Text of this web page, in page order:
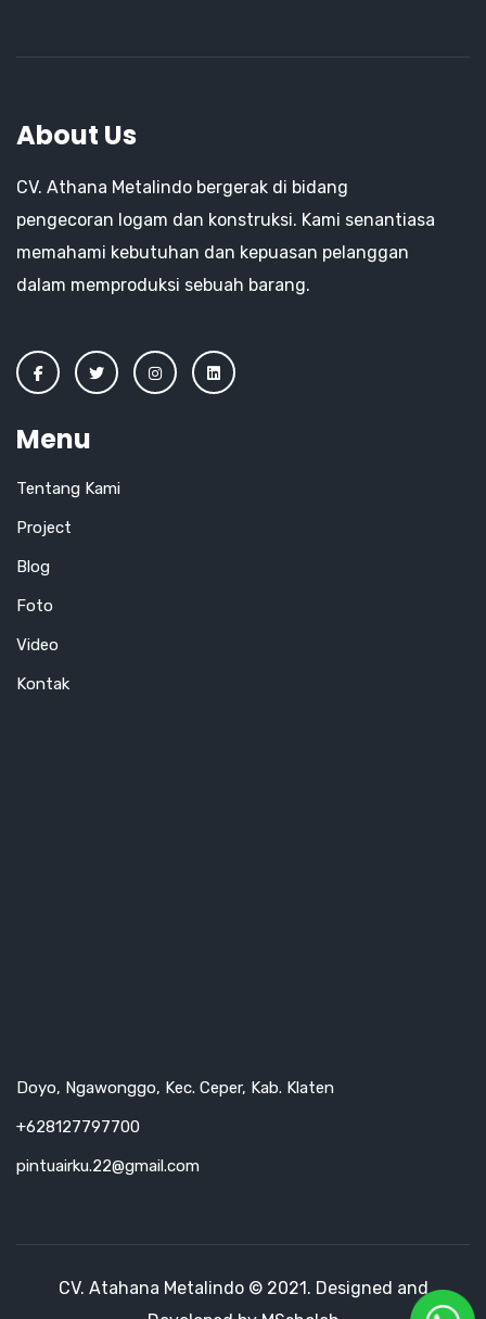
About Us
CV. Athana Metalindo bergerak di bidang
pengecoran logam dan konstruksi. Kami senantiasa
memahami kebutuhan dan kepuasan pelanggan
dalam memproduksi sebuah barang.
Menu
Tentang Kami
Project
Blog
Foto
Video
Kontak
Doyo, Ngawonggo, Kec. Ceper, Kab. Klaten
+628127797700
pintuairku.22@gmail.com
CV. Atahana Metalindo © 2021. Designed and